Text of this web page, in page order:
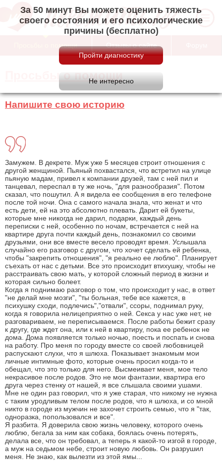
За 50 минут Вы можете оценить тяжесть
своего состояния и его психологические
причины (бесплатно)
Просьбы о помощи Отзывы о сайте
Просьбы о помощи
Напишите свою историю
Замужем. В декрете. Муж уже 5 месяцев строит отношения с
другой женщиной. Пьяный похвастался, что встретил на улице
пьяную мадам, привел к компании друзей, там с ней пил и
танцевал, переспал в ту же ночь, "для разнообразия". Потом
сказал, что пошутил. А я видела ее сообщения в его телефоне
после той ночи. Она с самого начала знала, что женат и что
есть дети, ей на это абсолютно плевать. Дарит ей букеты,
которые мне никогда не дарил, подарки, каждый день
переписки с ней, особенно по ночам, встречается с ней на
квартире друга почти каждый день, познакомил со своими
друзьями, они все вместе весело проводят время. Услышала
случайно его разговор с другом, что хочет сделать ей ребенка,
чтобы "закрепить отношения", "я реально ее люблю". Планирует
съехать от нас с детьми. Все это происходит втихушку, чтобы не
расстраивать свою мать, у которой сложный период в жизни и
которая сильно болеет.
Когда я поднимаю разговор о том, что происходит у нас, в ответ
"не делай мне мозги", "ты больная, тебе все кажется, в
психушку сходи, подлечись","отвали", ссоры, поднимал руку,
когда я говорила нелицеприятно о ней. Секса у нас уже нет, не
разговариваем, не переписываемся. После работы бежит сразу
к другу, где ждет она, или к ней в квартиру, пока ее ребенок не
дома. Дома появляется только ночью, поесть и поспать и снова
на работу. Про меня по городу вместе со своей любовницей
распускают слухи, что я шлюха. Показывает знакомым мои
личные интимные фото, которые очень просил когда-то и
обещал, что это только для него. Высмеивает меня, мое тело
некрасивое после родов. Это не мои фантазии, квартира его
друга через стенку от нашей, я все слышала своими ушами.
Мне не один раз говорил, что я уже старая, что никому не нужна
с таким уродливым телом после родов, что я шлюха, и со мной
никто в городе из мужчин не захочет строить семью, что я "так,
одноразка, попользовался и все".
Я разбита. Я доверила свою жизнь человеку, которого очень
люблю, бегала за ним как собака, боялась очень потерять,
делала все, что он требовал, а теперь я какой-то изгой в городе,
а муж на седьмом небе, строит новую любовь. Он разрушил
меня. Не знаю, как вылезти из этой ямы...